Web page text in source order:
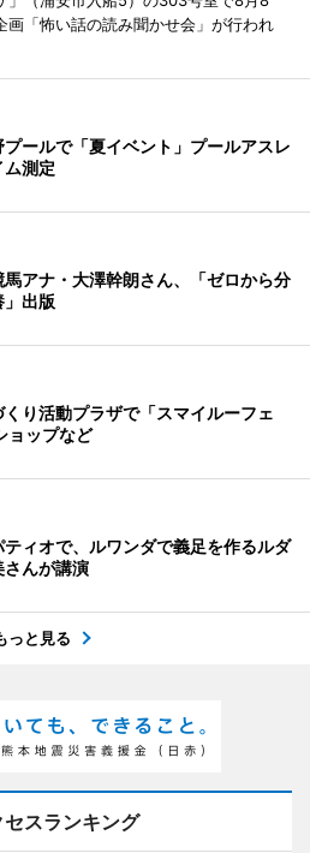
画「怖い話の読み聞かせ会」が行われ
ールで「夏イベント」プールアスレ
測定
アナ・大澤幹朗さん、「ゼロから分
出版
り活動プラザで「スマイルーフェ
ョップなど
ィオで、ルワンダで義足を作るルダ
さんが講演
っと見る
セスランキング